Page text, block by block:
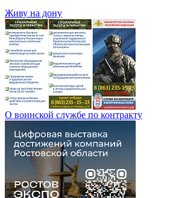
Живу на дону
О воинской службе по контракту